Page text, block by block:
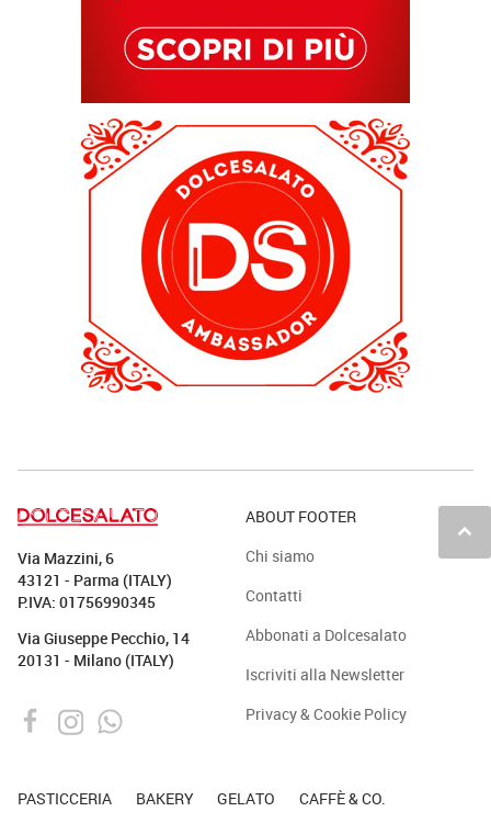
keyboard_arrow_up
Via Mazzini, 6
43121 - Parma (ITALY)
P.IVA: 01756990345
Via Giuseppe Pecchio, 14
20131 - Milano (ITALY)
ABOUT FOOTER
Chi siamo
Contatti
Abbonati a Dolcesalato
Iscriviti alla Newsletter
Privacy & Cookie Policy
PASTICCERIA BAKERY GELATO CAFFÈ & CO.